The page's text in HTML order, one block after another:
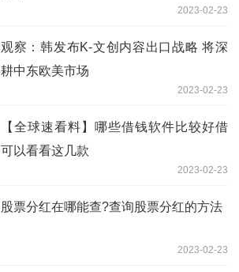
2023-02-23
观察：韩发布K-文创内容出口战略 将深
耕中东欧美市场
2023-02-23
【全球速看料】哪些借钱软件比较好借
可以看看这几款
2023-02-23
股票分红在哪能查?查询股票分红的方法
2023-02-23